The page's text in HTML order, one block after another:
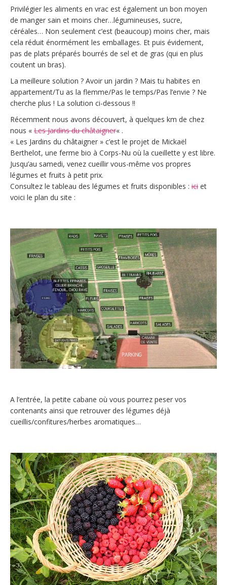
Privilégier les aliments en vrac est également un bon moyen
de manger sain et moins cher…légumineuses, sucre,
céréales… Non seulement c’est (beaucoup) moins cher, mais
cela réduit énormément les emballages. Et puis évidement,
pas de plats préparés bourrés de sel et de gras (qui en plus
coutent un bras).
La meilleure solution ? Avoir un jardin ? Mais tu habites en
appartement/Tu as la flemme/Pas le temps/Pas l’envie ? Ne
cherche plus ! La solution ci-dessous !!
Récemment nous avons découvert, à quelques km de chez
nous « Les Jardins du châtaigner« .
« Les Jardins du châtaigner » c’est le projet de Mickaël
Berthelot, une ferme bio à Corps-Nu où la cueillette y est libre.
Jusqu’au samedi, venez cueillir vous-même vos propres
légumes et fruits à petit prix.
Consultez le tableau des légumes et fruits disponibles : ici et
voici le plan du site :
A l’entrée, la petite cabane où vous pourrez peser vos
contenants ainsi que retrouver des légumes déjà
cueillis/confitures/herbes aromatiques…